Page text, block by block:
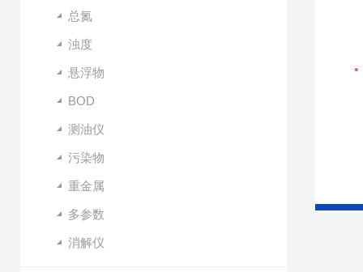
总氮
浊度
悬浮物
BOD
测油仪
污染物
重金属
多参数
消解仪